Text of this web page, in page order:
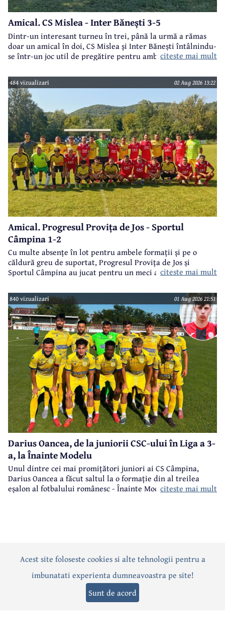
Amical. CS Mislea - Inter Bănești 3-5
Dintr-un interesant turneu în trei, până la urmă a rămas
doar un amical în doi, CS Mislea și Inter Bănești întâlnindu-
se într-un joc util de pregătire pentru ambele formații.
citeste mai mult
484 vizualizari 02 Aug 2026 13:22
Amical. Progresul Provița de Jos - Sportul
Câmpina 1-2
Cu multe absențe în lot pentru ambele formații și pe o
căldură greu de suportat, Progresul Provița de Jos și
Sportul Câmpina au jucat pentru un meci amical.citeste mai mult
840 vizualizari 01 Aug 2026 21:51
Darius Oancea, de la juniorii CSC-ului în Liga a 3-
a, la Înainte Modelu
Unul dintre cei mai promițători juniori ai CS Câmpina,
Darius Oancea a făcut saltul la o formație din al treilea
eșalon al fotbalului românesc - Înainte Modelu, din județul
citeste mai mult
ActualitatePoliticăSocialEvenimentInterviuri
Editorial Sport Anunțuri
Acest site foloseste cookies si alte tehnologii pentru a
imbunatati experienta dumneavoastra pe site!
Sunt de acord